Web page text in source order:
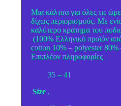
Μια κάλτσα για όλες τις
δίχως περιορισμούς. Με
καλύτερο κράτημα του
(100% Ελληνικό προϊόν
cotton 10% – polyester
Επιπλέον πληροφορίες
Size
35 – 41
,